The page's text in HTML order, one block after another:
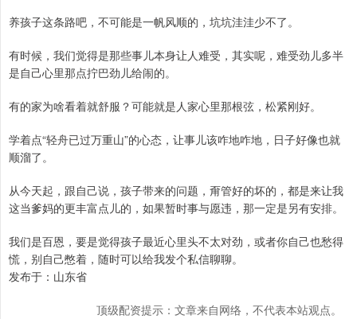
养孩子这条路吧，不可能是一帆风顺的，坑坑洼洼少不了。
有时候，我们觉得是那些事儿本身让人难受，其实呢，难受劲儿多半
是自己心里那点拧巴劲儿给闹的。
有的家为啥看着就舒服？可能就是人家心里那根弦，松紧刚好。
学着点“轻舟已过万重山”的心态，让事儿该咋地咋地，日子好像也就
顺溜了。
从今天起，跟自己说，孩子带来的问题，甭管好的坏的，都是来让我
这当爹妈的更丰富点儿的，如果暂时事与愿违，那一定是另有安排。
我们是百恩，要是觉得孩子最近心里头不太对劲，或者你自己也愁得
慌，别自己憋着，随时可以给我发个私信聊聊。
发布于：山东省
顶级配资提示：文章来自网络，不代表本站观点。